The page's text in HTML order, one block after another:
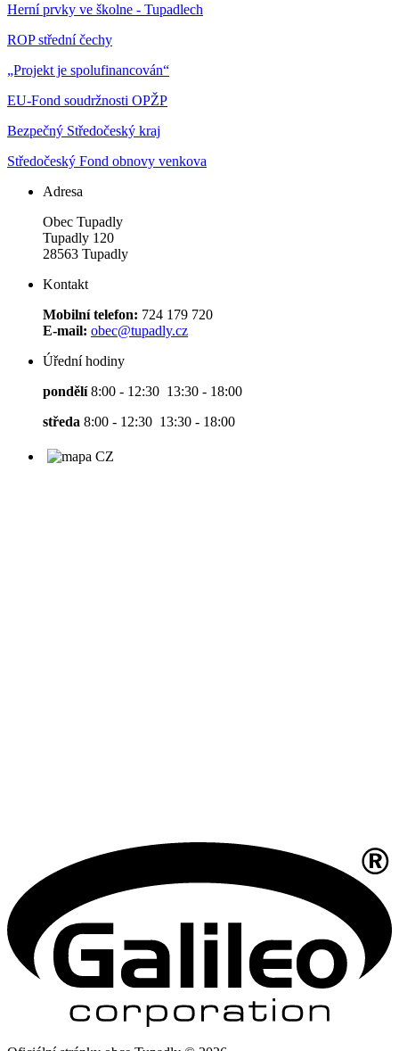
Herní prvky ve školne - Tupadlech
ROP střední čechy
„Projekt je spolufinancován“
EU-Fond soudržnosti OPŽP
Bezpečný Středočeský kraj
Středočeský Fond obnovy venkova
Adresa
Obec Tupadly
Tupadly 120
28563 Tupadly
Kontakt
Mobilní telefon: 724 179 720
E-mail: obec@tupadly.cz
Úřední hodiny
pondělí8:00 - 12:30 13:30 - 18:00
středa 8:00 - 12:30 13:30 - 18:00